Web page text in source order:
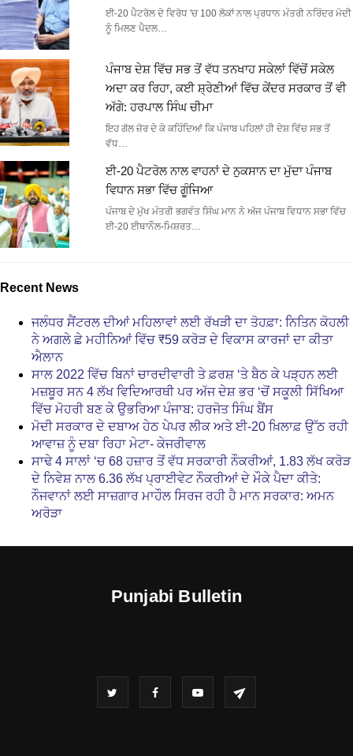
ਈ-20 ਪੈਟਰੋਲ ਦੇ ਵਿਰੋਧ 'ਚ 100 ਲੋਕਾਂ ਨਾਲ ਪ੍ਰਧਾਨ ਮੰਤਰੀ ਨਰਿੰਦਰ ਮੋਦੀ
ਨੂੰ ਮਿਲਣ ਪੈਦਲ…
ਪੰਜਾਬ ਦੇਸ਼ ਵਿੱਚ ਸਭ ਤੋਂ ਵੱਧ ਤਨਖਾਹ ਸਕੇਲਾਂ ਵਿੱਚੋਂ ਸਕੇਲ
ਅਦਾ ਕਰ ਰਿਹਾ, ਕਈ ਸ਼੍ਰੇਣੀਆਂ ਵਿੱਚ ਕੇਂਦਰ ਸਰਕਾਰ ਤੋਂ ਵੀ
ਅੱਗੇ: ਹਰਪਾਲ ਸਿੰਘ ਚੀਮਾ
ਇਹ ਗੱਲ ਜ਼ੋਰ ਦੇ ਕੇ ਕਹਿੰਦਿਆਂ ਕਿ ਪੰਜਾਬ ਪਹਿਲਾਂ ਹੀ ਦੇਸ਼ ਵਿੱਚ ਸਭ ਤੋਂ
ਵੱਧ…
ਈ-20 ਪੈਟਰੋਲ ਨਾਲ ਵਾਹਨਾਂ ਦੇ ਨੁਕਸਾਨ ਦਾ ਮੁੱਦਾ ਪੰਜਾਬ
ਵਿਧਾਨ ਸਭਾ ਵਿੱਚ ਗੂੰਜਿਆ
ਪੰਜਾਬ ਦੇ ਮੁੱਖ ਮੰਤਰੀ ਭਗਵੰਤ ਸਿੰਘ ਮਾਨ ਨੇ ਅੱਜ ਪੰਜਾਬ ਵਿਧਾਨ ਸਭਾ ਵਿੱਚ
ਈ-20 ਈਥਾਨੌਲ-ਮਿਸ਼ਰਤ…
Recent News
ਜਲੰਧਰ ਸੈਂਟਰਲ ਦੀਆਂ ਮਹਿਲਾਵਾਂ ਲਈ ਰੱਖੜੀ ਦਾ ਤੋਹਫ਼ਾ: ਨਿਤਿਨ ਕੋਹਲੀ
ਨੇ ਅਗਲੇ ਛੇ ਮਹੀਨਿਆਂ ਵਿੱਚ ₹59 ਕਰੋੜ ਦੇ ਵਿਕਾਸ ਕਾਰਜਾਂ ਦਾ ਕੀਤਾ
ਐਲਾਨ
ਸਾਲ 2022 ਵਿੱਚ ਬਿਨਾਂ ਚਾਰਦੀਵਾਰੀ ਤੇ ਫ਼ਰਸ਼ ‘ਤੇ ਬੈਠ ਕੇ ਪੜ੍ਹਨ ਲਈ
ਮਜ਼ਬੂਰ ਸਨ 4 ਲੱਖ ਵਿਦਿਆਰਥੀ ਪਰ ਅੱਜ ਦੇਸ਼ ਭਰ ‘ਚੋਂ ਸਕੂਲੀ ਸਿੱਖਿਆ
ਵਿੱਚ ਮੋਹਰੀ ਬਣ ਕੇ ਉਭਰਿਆ ਪੰਜਾਬ: ਹਰਜੋਤ ਸਿੰਘ ਬੈਂਸ
ਮੋਦੀ ਸਰਕਾਰ ਦੇ ਦਬਾਅ ਹੇਠ ਪੇਪਰ ਲੀਕ ਅਤੇ ਈ-20 ਖ਼ਿਲਾਫ਼ ਉੱਠ ਰਹੀ
ਆਵਾਜ਼ ਨੂੰ ਦਬਾ ਰਿਹਾ ਮੇਟਾ- ਕੇਜਰੀਵਾਲ
ਸਾਢੇ 4 ਸਾਲਾਂ ‘ਚ 68 ਹਜ਼ਾਰ ਤੋਂ ਵੱਧ ਸਰਕਾਰੀ ਨੌਕਰੀਆਂ, 1.83 ਲੱਖ ਕਰੋੜ
ਦੇ ਨਿਵੇਸ਼ ਨਾਲ 6.36 ਲੱਖ ਪ੍ਰਾਈਵੇਟ ਨੌਕਰੀਆਂ ਦੇ ਮੌਕੇ ਪੈਦਾ ਕੀਤੇ:
ਨੌਜਵਾਨਾਂ ਲਈ ਸਾਜ਼ਗਾਰ ਮਾਹੌਲ ਸਿਰਜ ਰਹੀ ਹੈ ਮਾਨ ਸਰਕਾਰ: ਅਮਨ
ਅਰੋੜਾ
Punjabi Bulletin